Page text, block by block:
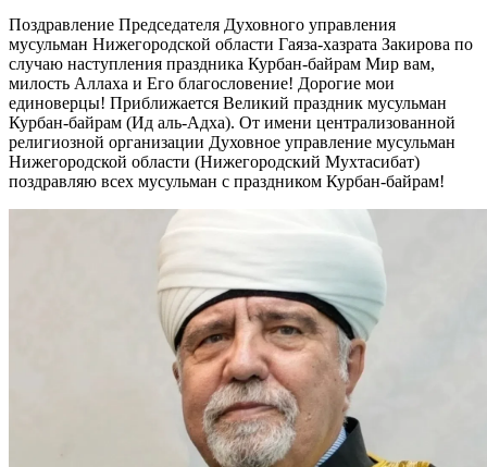
Поздравление Председателя Духовного управления
мусульман Нижегородской области Гаяза-хазрата Закирова по
случаю наступления праздника Курбан-байрам Мир вам,
милость Аллаха и Его благословение! Дорогие мои
единоверцы! Приближается Великий праздник мусульман
Курбан-байрам (Ид аль-Адха). От имени централизованной
религиозной организации Духовное управление мусульман
Нижегородской области (Нижегородский Мухтасибат)
поздравляю всех мусульман с праздником Курбан-байрам!